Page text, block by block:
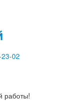
работы!